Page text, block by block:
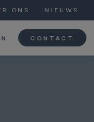
ONS NIEUWS
CONTACT